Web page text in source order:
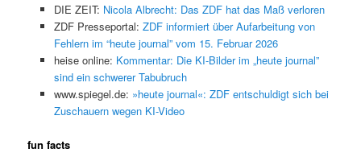
DIE ZEIT: Nicola Albrecht: Das ZDF hat das Maß verloren
ZDF Presseportal: ZDF informiert über Aufarbeitung von
Fehlern im “heute journal” vom 15. Februar 2026
heise online: Kommentar: Die KI-Bilder im „heute journal”
sind ein schwerer Tabubruch
www.spiegel.de: »heute journal«: ZDF entschuldigt sich bei
Zuschauern wegen KI-Video
fun facts